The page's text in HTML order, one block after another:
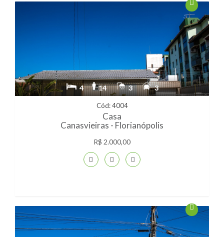
Cód: 4004
Casa
Canasvieiras - Florianópolis
4 14 3 3
R$ 2.000,00